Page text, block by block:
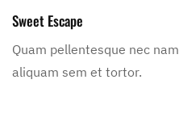
Sweet Escape
Quam pellentesque nec nam
aliquam sem et tortor.